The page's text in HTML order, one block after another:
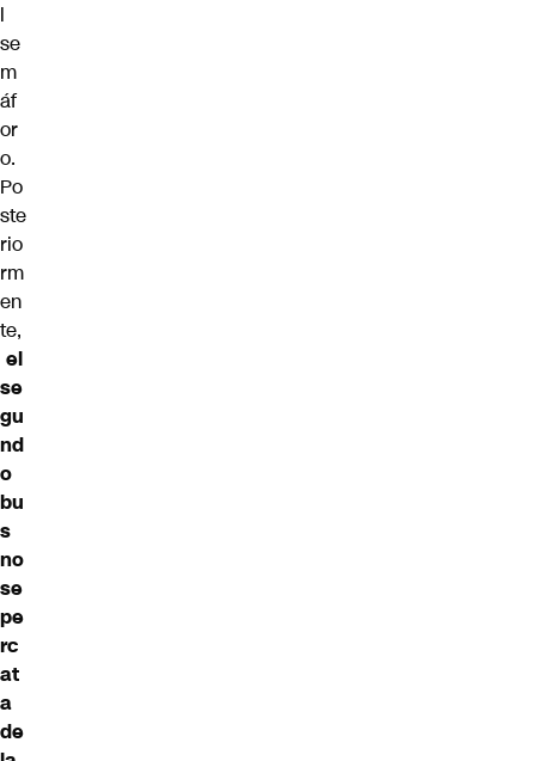
l
se
m
áf
or
o.
Po
ste
rio
rm
en
te,
el
se
gu
nd
o
bu
s
no
se
pe
rc
at
a
de